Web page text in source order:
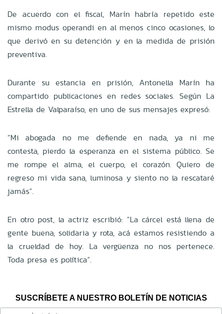
De acuerdo con el fiscal, Marín habría repetido este
mismo modus operandi en al menos cinco ocasiones, lo
que derivó en su detención y en la medida de prisión
preventiva.
Durante su estancia en prisión, Antonella Marín ha
compartido publicaciones en redes sociales. Según La
Estrella de Valparaíso, en uno de sus mensajes expresó:
“Mi abogada no me defiende en nada, ya ni me
contesta, pierdo la esperanza en el sistema público. Se
me rompe el alma, el cuerpo, el corazón. Quiero de
regreso mi vida sana, luminosa y siento no la rescataré
jamás”.
En otro post, la actriz escribió: “La cárcel está llena de
gente buena, solidaria y rota, acá estamos resistiendo a
la crueldad de hoy. La vergüenza no nos pertenece.
Toda presa es política”.
SUSCRÍBETE A NUESTRO BOLETÍN DE NOTICIAS